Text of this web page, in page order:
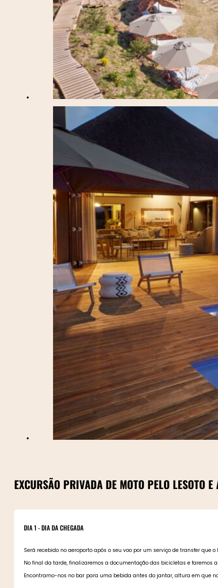
EXCURSÃO PRIVADA DE MOTO PELO LESOTO
DIA 1 - DIA DA CHEGADA
Será recebido no aeroporto após o seu voo por um serviço de transfer
No final da tarde, finalizaremos a documentação das bicicletas e faremos
Encontramo-nos no bar para uma bebida antes do jantar, altura em que